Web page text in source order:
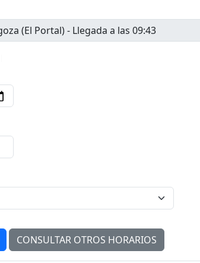
CONSULTAR OTROS HORARIOS